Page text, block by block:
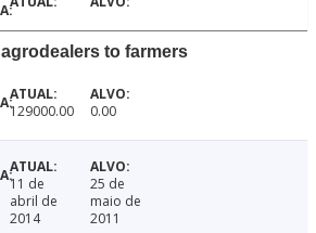
to farmers
129000.00 0.00
11 de
abril de
2014
25 de
maio de
2011